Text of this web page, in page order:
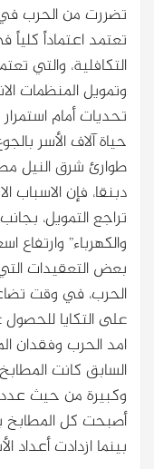
تضررت من الحرب
تعتمد اعتماداً كلياً
التكافلية، والتي
وتمويل المنظمات
تحديات أمام
حياة آلاف الأسر
طوارئ شرق النيل
دبنقا، فإن
تراجع التمويل،
والكهرباء” وارتفاع
بعض التعقيدات
الحرب، في وقت
على التكايا
امد الحرب وفقدان
السابق كانت
وكبيرة من حيث عدد
أصبحت كل
بينما ازدادت أعداد